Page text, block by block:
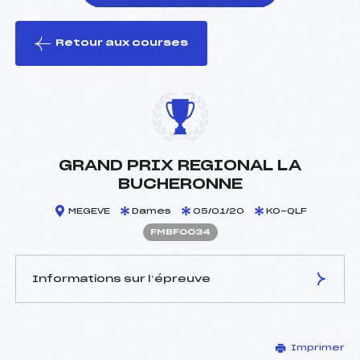
le ski
Retour aux courses
GRAND PRIX REGIONAL LA
BUCHERONNE
MEGEVE Dames 05/01/20 KO-QLF
FMBF0034
Informations sur l’épreuve
PIQUOT SYLVAIN (MB)
Imprimer